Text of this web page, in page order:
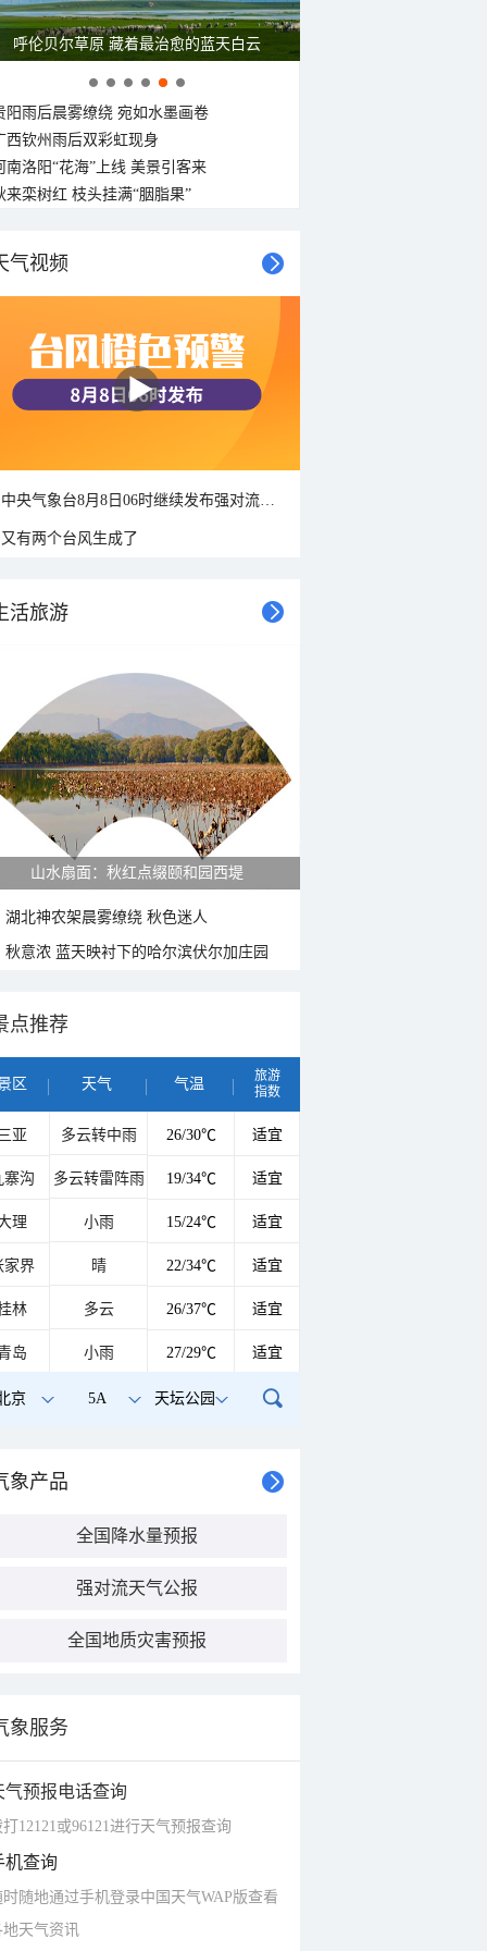
呼伦贝尔草原 藏着最治愈的蓝天白云
阳雨后晨雾缭绕 宛如水墨画卷
西钦州雨后双彩虹现身
南洛阳“花海”上线 美景引客来
来栾树红 枝头挂满“胭脂果”
气视频
又有两个台风生成了
活旅游
山水扇面：秋红点缀颐和园西堤
湖北神农架晨雾缭绕 秋色迷人
秋意浓 蓝天映衬下的哈尔滨伏尔加庄园
点推荐
区 天气 气温
旅游
指数
亚 多云转中雨 26/30℃ 适宜
寨沟 多云转雷阵雨 19/34℃ 适宜
理 小雨 15/24℃ 适宜
家界 晴 22/34℃ 适宜
林 多云 26/37℃ 适宜
岛 小雨 27/29℃ 适宜
京 5A 天坛公园
象产品
全国降水量预报
强对流天气公报
全国地质灾害预报
象服务
气预报电话查询
打12121或96121进行天气预报查询
机查询
时随地通过手机登录中国天气WAP版查看
地天气资讯